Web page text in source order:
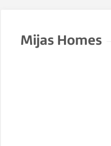
Mijas Homes